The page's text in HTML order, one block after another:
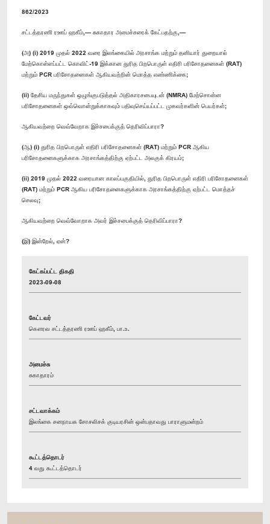
862/2023
சட்டத்தரணி ரஊப் ஹகீம்,— சுகாதார அமைச்சரைக் கேட்பதற்கு,—
(அ) (i) 2019 முதல் 2022 வரை இலங்கையில் அரசாங்க மற்றும் தனியார் துறையால்
மேற்கொள்ளப்பட்ட கொவிட்-19 இக்கான துரித பிறபொருள் எதிரி பரிசோதனைகள் (RAT)
மற்றும் PCR பரிசோதனைகள் ஆகியவற்றின் மொத்த எண்ணிக்கை;
(ii) தேசிய மருந்துகள் ஒழுங்குபடுத்தல் அதிகாரசபையுடன் (NMRA) மேற்சொன்ன
பரிசோதனைகள் ஒவ்வொன்றுக்காகவும் பதிவுசெய்யப்பட்ட முகவர்களின் பெயர்கள்;
ஆகியவற்றை வெவ்வேறாக இச்சபைக்குத் தெரிவிப்பாரா?
(ஆ) (i) துரித பிறபொருள் எதிரி பரிசோதனைகள் (RAT) மற்றும் PCR ஆகிய
பரிசோதனைகளுக்காக அரசாங்கத்திற்கு ஏற்பட்ட அலகுக் கிரயம்;
(ii) 2019 முதல் 2022 வரையான காலப்பகுதியில், துரித பிறபொருள் எதிரி பரிசோதனைகள்
(RAT) மற்றும் PCR ஆகிய பரிசோதனைகளுக்காக அரசாங்கத்திற்கு ஏற்பட்ட மொத்தச்
செலவு;
ஆகியவற்றை வெவ்வோறாக அவர் இச்சபைக்குத் தெரிவிப்பாரா?
(இ) இன்றேல், ஏன்?
கேட்கப்பட்ட திகதி
2023-09-08
கேட்டவர்
கௌரவ சட்டத்தரணி ரஊப் ஹகீம், பா.உ.
அமைச்சு
சுகாதாரம்
சட்டவாக்கம்
இலங்கை சனநாயக சோசலிசக் குடியரசின் ஒன்பதாவது பாராளுமன்றம்
கூட்டத்தொடர்
4 வது கூட்டத்தொடர்